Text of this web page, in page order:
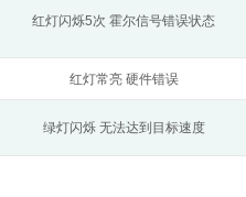
红灯闪烁5次 霍尔信号错误状态
红灯常亮 硬件错误
绿灯闪烁 无法达到目标速度